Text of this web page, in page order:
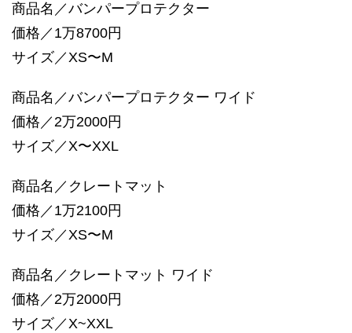
商品名／バンパープロテクター
価格／1万8700円
サイズ／XS〜M
商品名／バンパープロテクター ワイド
価格／2万2000円
サイズ／X〜XXL
商品名／クレートマット
価格／1万2100円
サイズ／XS〜M
商品名／クレートマット ワイド
価格／2万2000円
サイズ／X~XXL